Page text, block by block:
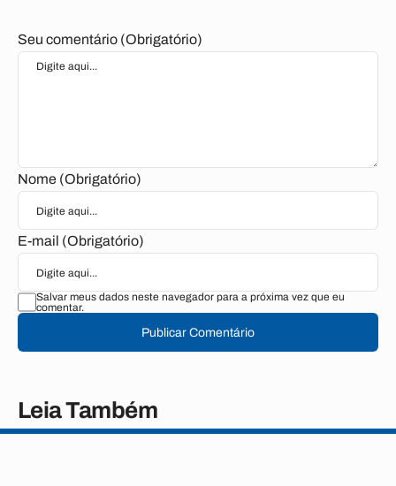
Seu comentário (Obrigatório)
Nome (Obrigatório)
E-mail (Obrigatório)
Salvar meus dados neste navegador para a próxima vez que eu
comentar.
Publicar Comentário
Leia Também